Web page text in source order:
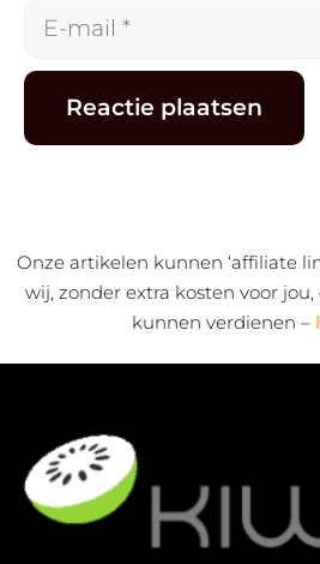
E-
Onze artikelen kunnen ‘affiliate
wij, zonder extra kosten voor
kunnen verdienen –